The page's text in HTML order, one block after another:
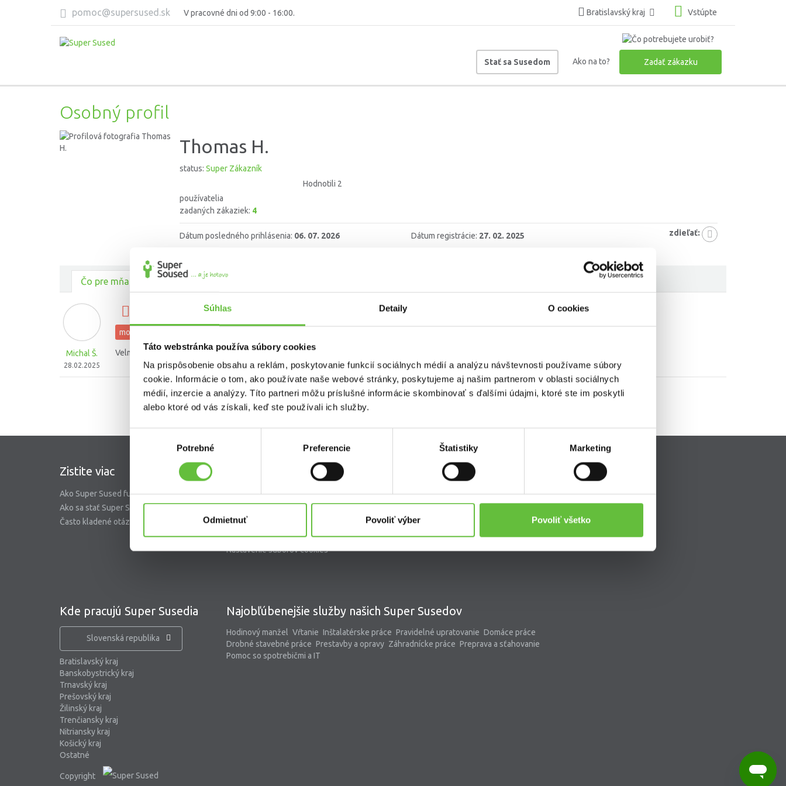
Súhlas Detaily O cookies
Táto webstránka používa súbory cookies
Na prispôsobenie obsahu a reklám, poskytovanie funkcií sociálnych médií a analýzu návštevnosti používame súbory
cookie. Informácie o tom, ako používate naše webové stránky, poskytujeme aj našim partnerom v oblasti sociálnych
médií, inzercie a analýzy. Títo partneri môžu príslušné informácie skombinovať s ďalšími údajmi, ktoré ste im poskytli
alebo ktoré od vás získali, keď ste používali ich služby.
Výber
Potrebné Preferencie Štatistiky Marketing
Odmietnuť Povoliť výber Povoliť všetko
pomoc@supersused.sk V pracovné dni od 9:00 - 16:00. Bratislavský kraj Vstúpte
Stať sa Susedom Ako na to? Zadať zákazku
Osobný profil
Thomas H.
status: Super Zákazník
Hodnotili 2
používatelia
zadaných zákaziek: 4
Dátum posledného prihlásenia: 06. 07. 2026 Dátum registrácie: 27. 02. 2025 zdieľať:
Čo pre mňa urobili ostatní
Michal Š.
28.02.2025
montovanie 2 kupelnovych skriniek a 2 nocnych stolikov
montovanie a skladanie nábytku
Velmi spokojny. Poradil aj v inych veciach.
Zistite viac
Ako Super Sused funguje?
Ako sa stať Super Susedom?
Často kladené otázky
O nás
Riešenie problémov a reklamácií
Blog
Nastavenie súborov cookies
Supersused.sk s.r.o.
kontaktný formulár
Kde pracujú Super Susedia
Slovenská republika
Bratislavský kraj
Banskobystrický kraj
Trnavský kraj
Prešovský kraj
Žilinský kraj
Trenčiansky kraj
Nitriansky kraj
Košický kraj
Ostatné
Najobľúbenejšie služby našich Super Susedov
Hodinový manžel Vŕtanie Inštalatérske práce Pravidelné upratovanie Domáce práce
Drobné stavebné práce Prestavby a opravy Záhradnícke práce Preprava a sťahovanie
Pomoc so spotrebičmi a IT
Pripojte sa k nám
Copyright